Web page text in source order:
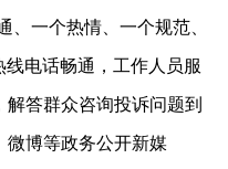
、一个热情、一个规范、
线电话畅通，工作人员服
答群众咨询投诉问题到
微博等政务公开新媒